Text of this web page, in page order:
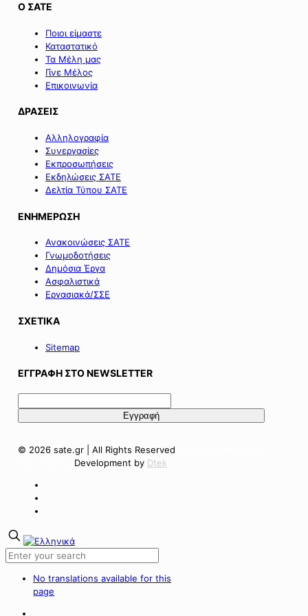
Ο ΣΑΤΕ
Ποιοι είμαστε
Καταστατικό
Τα Μέλη μας
Γίνε Μέλος
Επικοινωνία
ΔΡΑΣΕΙΣ
Αλληλογραφία
Συνεργασίες
Εκπροσωπήσεις
Εκδηλώσεις ΣΑΤΕ
Δελτία Τύπου ΣΑΤΕ
ΕΝΗΜΕΡΩΣΗ
Ανακοινώσεις ΣΑΤΕ
Γνωμοδοτήσεις
Δημόσια Έργα
Ασφαλιστικά
Εργασιακά/ΣΣΕ
ΣΧΕΤΙΚΑ
Sitemap
ΕΓΓΡΑΦΗ ΣΤΟ NEWSLETTER
© 2026 sate.gr | All Rights Reserved
Development by Dtek
No translations available for this
page